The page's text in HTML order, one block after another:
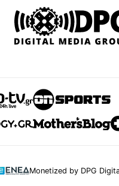
Monetized by DPG